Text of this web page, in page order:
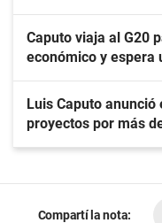
Caputo viaja al G20
económico y espera
Luis Caputo anunció
proyectos por más
Compartí la nota: